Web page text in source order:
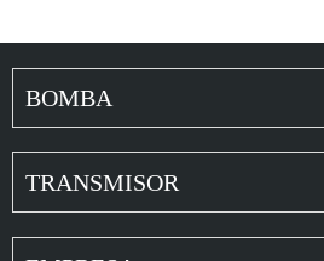
BOMBA
TRANSMISOR